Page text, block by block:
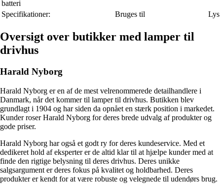
batteri
Specifikationer:
Bruges til Lys
Oversigt over butikker med lamper til
drivhus
Harald Nyborg
Harald Nyborg er en af de mest velrenommerede detailhandlere i
Danmark, når det kommer til lamper til drivhus. Butikken blev
grundlagt i 1904 og har siden da opnået en stærk position i markedet.
Kunder roser Harald Nyborg for deres brede udvalg af produkter og
gode priser.
Harald Nyborg har også et godt ry for deres kundeservice. Med et
dedikeret hold af eksperter er de altid klar til at hjælpe kunder med at
finde den rigtige belysning til deres drivhus. Deres unikke
salgsargument er deres fokus på kvalitet og holdbarhed. Deres
produkter er kendt for at være robuste og velegnede til udendørs brug.